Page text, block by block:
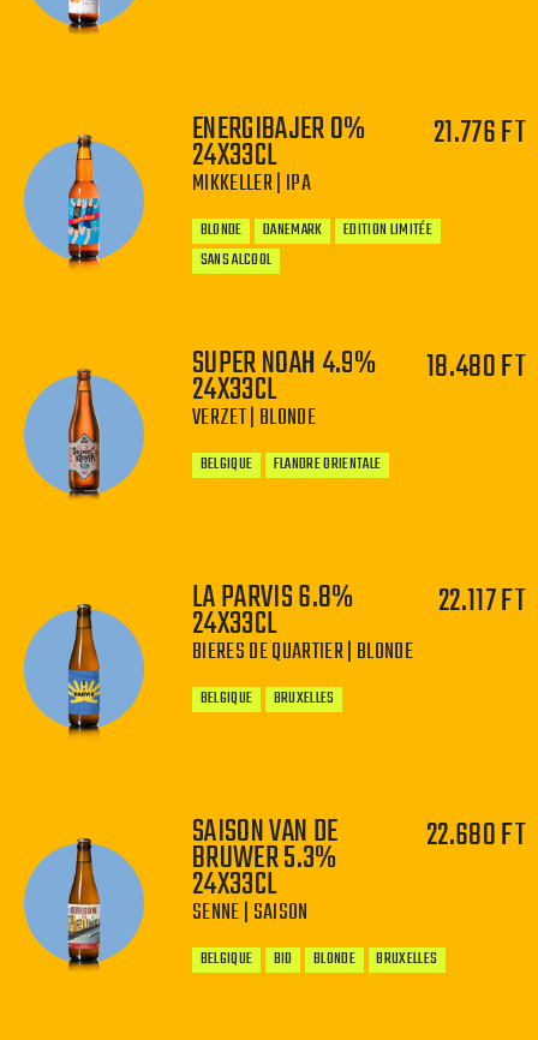
− +
ENERGIBAJER 0%
24X33CL
MIKKELLER | IPA
21.776 FT
BLONDE DANEMARK
EDITION LIMITÉE
SANS ALCOOL
−
SUPER NOAH 4.9%
24X33CL
VERZET | BLONDE
18.480 FT
BELGIQUE FLANDRE ORIENTALE
−
LA PARVIS 6.8%
24X33CL
BIERES DE QUARTIER | BLONDE
22.117 FT
BELGIQUE BRUXELLES
− +
SAISON VAN DE
BRUWER 5.3%
24X33CL
SENNE | SAISON
22.680 FT
BELGIQUE BIO BLONDE BRUXELLES